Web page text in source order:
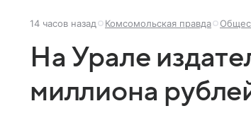
14 часов назад Комсомольская правда
На Урале
миллиона